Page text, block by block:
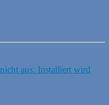
aus. Installiert wird